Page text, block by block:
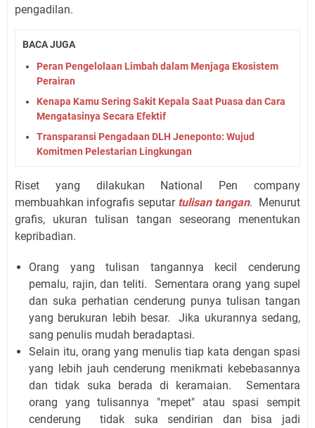
pengadilan.
BACA JUGA
Peran Pengelolaan Limbah dalam Menjaga Ekosistem
Perairan
Kenapa Kamu Sering Sakit Kepala Saat Puasa dan Cara
Mengatasinya Secara Efektif
Transparansi Pengadaan DLH Jeneponto: Wujud
Komitmen Pelestarian Lingkungan
Riset yang dilakukan National Pen company
membuahkan infografis seputar tulisan tangan. Menurut
grafis, ukuran tulisan tangan seseorang menentukan
kepribadian.
Orang yang tulisan tangannya kecil cenderung
pemalu, rajin, dan teliti. Sementara orang yang supel
dan suka perhatian cenderung punya tulisan tangan
yang berukuran lebih besar. Jika ukurannya sedang,
sang penulis mudah beradaptasi.
Selain itu, orang yang menulis tiap kata dengan spasi
yang lebih jauh cenderung menikmati kebebasannya
dan tidak suka berada di keramaian. Sementara
orang yang tulisannya "mepet" atau spasi sempit
cenderung tidak suka sendirian dan bisa jadi